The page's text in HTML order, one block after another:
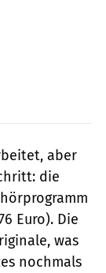
aber
die
Euro). Die
was
nochmals